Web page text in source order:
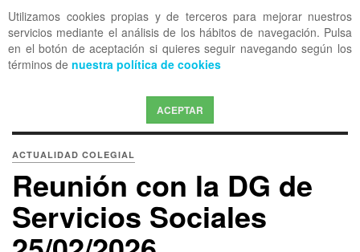
Utilizamos cookies propias y de terceros para mejorar nuestros
servicios mediante el análisis de los hábitos de navegación. Pulsa
en el botón de aceptación si quieres seguir navegando según los
términos de nuestra política de cookies
ACEPTAR
OFF CANVAS
ACTUALIDAD COLEGIAL
Reunión con la DG de
Servicios Sociales